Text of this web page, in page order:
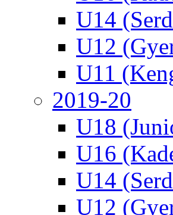
U14
U12
U11
2019-20
U18
U16
U14
U12